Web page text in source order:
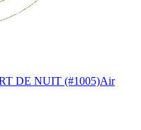
DE NUIT (#1005)Air